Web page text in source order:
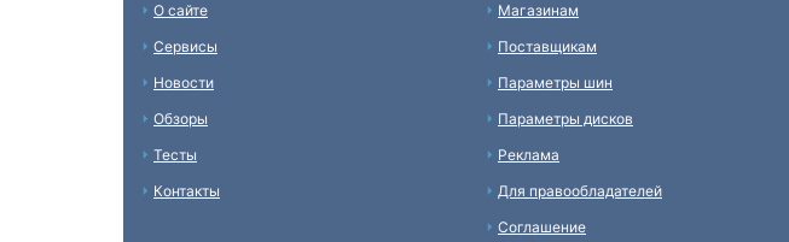
О сайте
Сервисы
Новости
Обзоры
Тесты
Контакты
Магазинам
Поставщикам
Параметры шин
Параметры дисков
Реклама
Для правообладателей
Соглашение